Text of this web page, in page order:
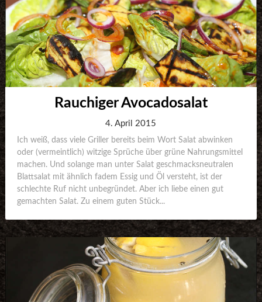
Rauchiger Avocadosalat
4. April 2015
Ich weiß, dass viele Griller bereits beim Wort Salat abwinken
oder (vermeintlich) witzige Sprüche über grüne Nahrungsmittel
machen. Und solange man unter Salat geschmacksneutralen
Blattsalat mit ähnlich fadem Essig und Öl versteht, ist der
schlechte Ruf nicht unbegründet. Aber ich liebe einen gut
gemachten Salat. Zu einem guten Stück...